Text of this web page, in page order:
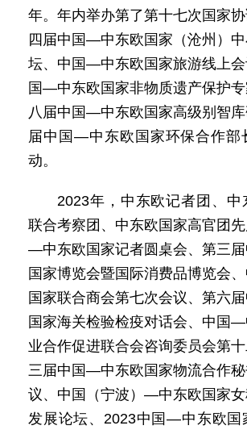
年。年内举办第了第十七次国家
四届中国—中东欧国家（沧州）
坛、中国—中东欧国家旅游线上会
国—中东欧国家非物质遗产保护
八届中国—中东欧国家高级别智
届中国—中东欧国家环保合作部
动。
2023年，中东欧记者团、中
联合考察团、中东欧国家高官团
—中东欧国家记者圆桌会、第三
国家博览会暨国际消费品博览会
国家联合商会第七次会议、第六
国家海关检验检疫对话会、中国
业合作促进联合会咨询委员会第
三届中国—中东欧国家物流合作
议、中国（宁波）—中东欧国家
发展论坛、2023中国—中东欧国